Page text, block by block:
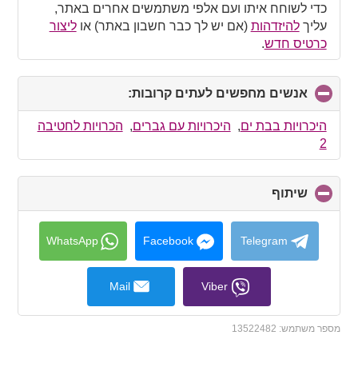
כדי לשוחח איתו ועם אלפי משתמשים אחרים באתר,
עליךלהיזדהות (אם יש לך כבר חשבון באתר) אוליצור
כרטיס חדש.
אנשים מחפשים לעתים קרובות:
to
collapse
היכרויות בבת ים, היכרויות עם גברים, הכרויות לחטיבה
2
שיתוף
to
collapse
contents
Telegram
Facebook
WhatsApp
Viber
Mail
מספר משתמש: 13522482